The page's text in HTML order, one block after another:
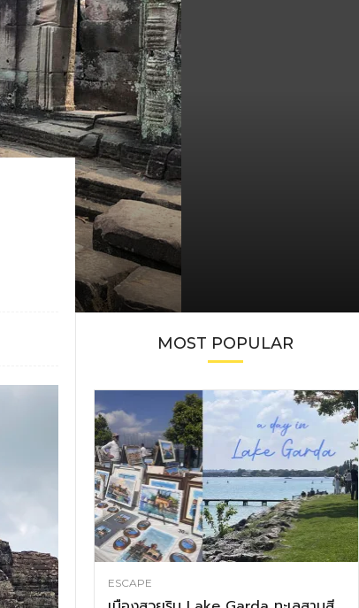
MOST POPULAR
ESCAPE